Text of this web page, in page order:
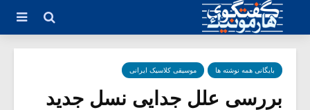
بایگانی همه نوشته ها موسیقی کلاسیک ایرانی
بررسی علل جدایی نسل جدید